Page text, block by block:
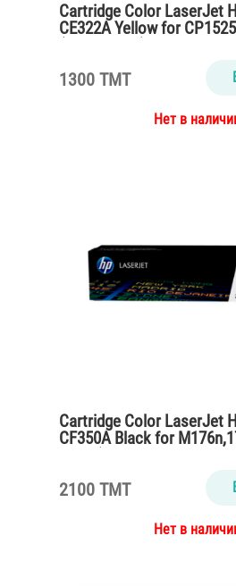
Cartridge Color LaserJet
CE322A Yellow for
1300 TMT
Нет в
Cartridge Color LaserJet
CF350A Black for
2100 TMT
Нет в